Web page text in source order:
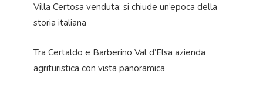
Villa Certosa venduta: si chiude un’epoca della
storia italiana
Tra Certaldo e Barberino Val d’Elsa azienda
agrituristica con vista panoramica